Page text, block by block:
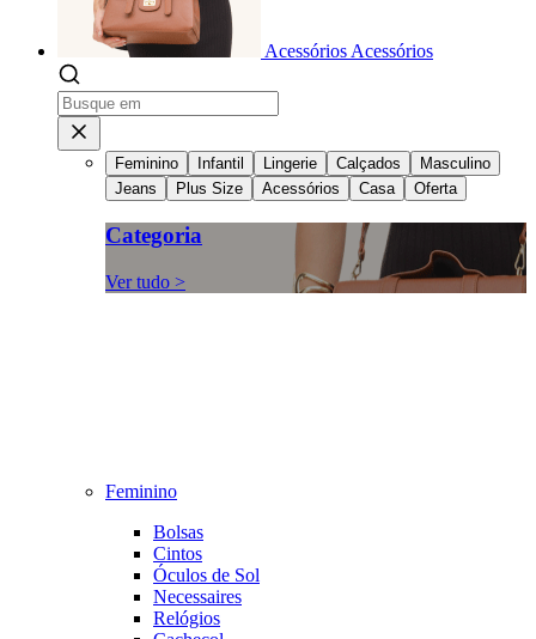
Acessórios Acessórios
Feminino Infantil Lingerie Calçados
Masculino
Jeans
Plus Size Acessórios Casa Oferta
Categoria
Ver tudo >
Feminino
Bolsas
Cintos
Óculos de Sol
Necessaires
Relógios